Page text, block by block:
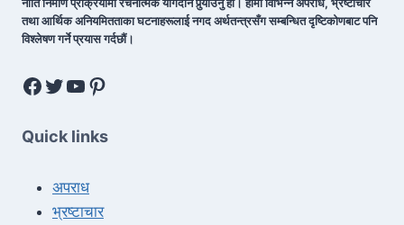
नीति निर्माण प्रक्रियामा रचनात्मक योगदान पुर्‍याउनु हो। हामी विभिन्न अपराध, भ्रष्टाचार
तथा आर्थिक अनियमितताका घटनाहरूलाई नगद अर्थतन्त्रसँग सम्बन्धित दृष्टिकोणबाट पनि
विश्लेषण गर्ने प्रयास गर्दछौं।
Quick links
अपराध
भ्रष्टाचार